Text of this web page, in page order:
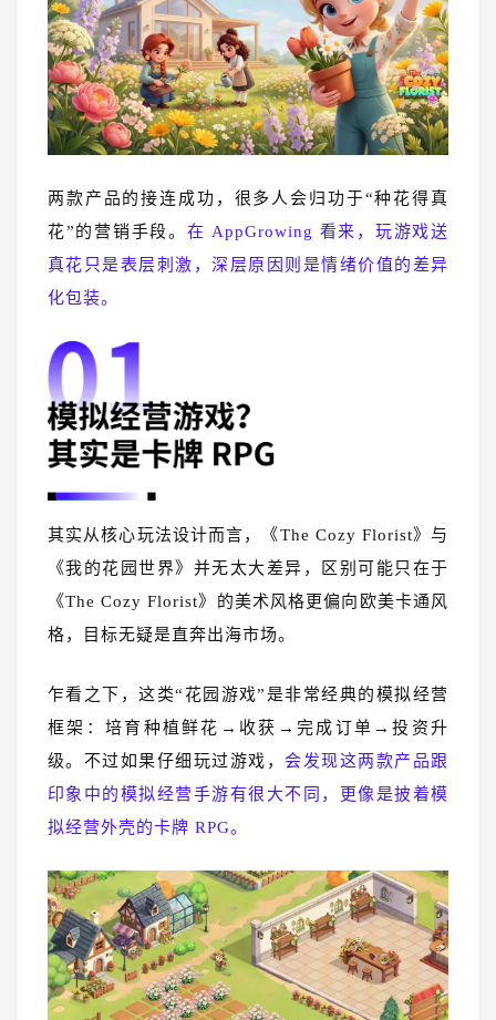
两款产品的接连成功，很多人会归功于“种花得真
花”的营销手段。 在 AppGrowing 看来，玩游戏送
真花只是表层刺激，深层原因则是情绪价值的差异
化包装。
其实从核心玩法设计而言，《The Cozy Florist》与
《我的花园世界》并无太大差异，区别可能只在于
《The Cozy Florist》的美术风格更偏向欧美卡通风
格，目标无疑是直奔出海市场。
乍看之下，这类“花园游戏”是非常经典的模拟经营
框架：培育种植鲜花→收获→完成订单→投资升
级。不过如果仔细玩过游戏，会发现这两款产品跟
印象中的模拟经营手游有很大不同，更像是披着模
拟经营外壳的卡牌 RPG。